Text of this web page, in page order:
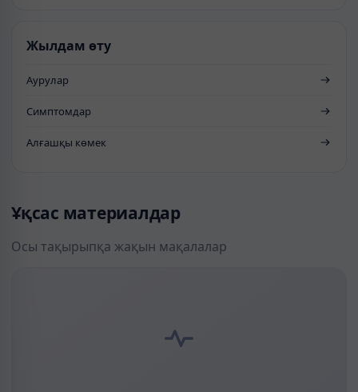
Жылдам өту
Аурулар
Симптомдар
Алғашқы көмек
Ұқсас материалдар
Осы тақырыпқа жақын мақалалар